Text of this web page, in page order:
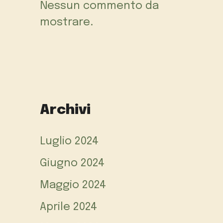
Nessun commento da
mostrare.
Archivi
Luglio 2024
Giugno 2024
Maggio 2024
Aprile 2024